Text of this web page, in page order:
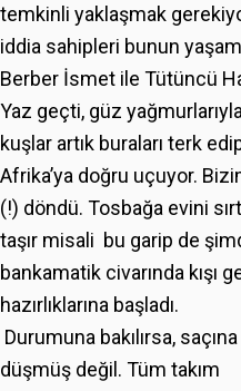
temkinli yaklaşmak
iddia sahipleri bunun
Berber İsmet ile Tütüncü
Yaz geçti, güz
kuşlar artık buraları terk
Afrika’ya doğru uçuyor.
(!) döndü. Tosbağa evini
taşır misali bu garip de
bankamatik civarında kışı
hazırlıklarına başladı.
Durumuna bakılırsa, saçına
düşmüş değil. Tüm takım